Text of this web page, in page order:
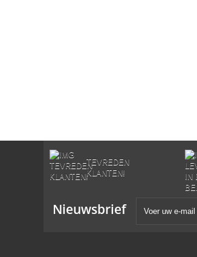
TEVREDEN
KLANTEN!
Nieuwsbrief